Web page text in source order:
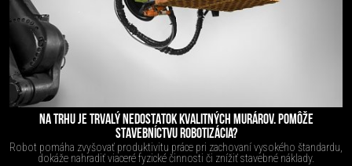
NA TRHU JE TRVALÝ NEDOSTATOK KVALITNÝCH MURÁROV. POMÔŽE
STAVEBNÍCTVU ROBOTIZÁCIA?
Robot pomáha zvyšovať produktivitu práce pri zachovaní vysokého štandardu,
dokáže nahradiť viaceré fyzické činnosti či znížiť stavebné náklady.